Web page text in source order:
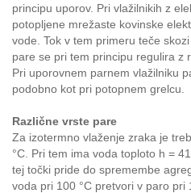
principu uporov. Pri vlažilnikih z
potopljene mrežaste kovinske
vode. Tok v tem primeru teče
pare se pri tem principu regulira z
Pri uporovnem parnem vlažilniku
podobno kot pri potopnem grelcu.
Različne vrste pare
Za izotermno vlaženje zraka je
°C. Pri tem ima voda toploto h =
tej točki pride do spremembe
voda pri 100 °C pretvori v paro pri